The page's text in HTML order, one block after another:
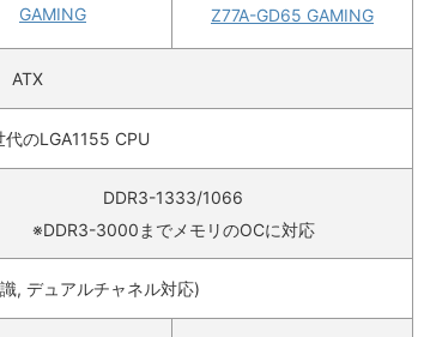
GAMING
Z77A-GD65 GAMING
ATX
のLGA1155 CPU
DDR3-1333/1066
※DDR3-3000までメモリのOCに対応
, デュアルチャネル対応)